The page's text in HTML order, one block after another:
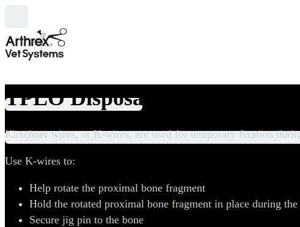
TPLO Disposables and Limited
Kirschner wires, or K-wires, are used for temporary fixation
Use K-wires to:
Help rotate the proximal bone fragment
Hold the rotated proximal bone fragment in place during
Secure jig pin to the bone